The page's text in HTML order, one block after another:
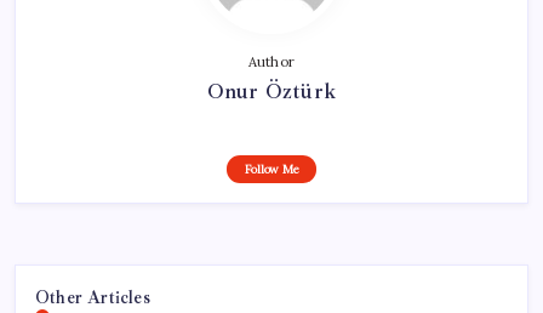
Author
Onur Öztürk
Follow Me
Other Articles